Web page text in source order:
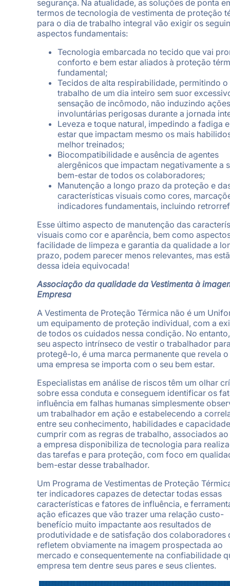
segurança. Na atualidade, as soluções de ponta
termos de tecnologia de vestimenta de proteção
para o dia de trabalho integral vão exigir os
aspectos fundamentais:
Tecnologia embarcada no tecido que vai
conforto e bem estar aliados à proteção
fundamental;
Tecidos de alta respirabilidade, permitindo o
trabalho de um dia inteiro sem suor
sensação de incômodo, não induzindo ações
involuntárias perigosas durante a jornada
Leveza e toque natural, impedindo a fadiga
estar que impactam mesmo os mais
melhor treinados;
Biocompatibilidade e ausência de agentes
alergênicos que impactam negativamente a
bem-estar de todos os colaboradores;
Manutenção a longo prazo da proteção e
características visuais como cores,
indicadores fundamentais, incluindo
Esse último aspecto de manutenção das
visuais como cor e aparência, bem como
facilidade de limpeza e garantia da qualidade a
prazo, podem parecer menos relevantes, mas
dessa ideia equivocada!
Associação da qualidade da Vestimenta à
Empresa
A Vestimenta de Proteção Térmica não é um
um equipamento de proteção individual, com a
de todos os cuidados nessa condição. No
seu aspecto intrínseco de vestir o trabalhador
protegê-lo, é uma marca permanente que revela
uma empresa se importa com o seu bem estar.
Especialistas em análise de riscos têm um olhar
sobre essa conduta e conseguem identificar os
influência em falhas humanas simplesmente
um trabalhador em ação e estabelecendo a
entre seu conhecimento, habilidades e
cumprir com as regras de trabalho, associados
a empresa disponibiliza de tecnologia para
das tarefas e para proteção, com foco em
bem-estar desse trabalhador.
Um Programa de Vestimentas de Proteção
ter indicadores capazes de detectar todas essas
características e fatores de influência, e
ação eficazes que vão trazer uma relação custo-
benefício muito impactante aos resultados de
produtividade e de satisfação dos colaboradores
refletem obviamente na imagem prospectada ao
mercado e consequentemente na confiabilidade
empresa tem dentre seus pares e seus clientes.